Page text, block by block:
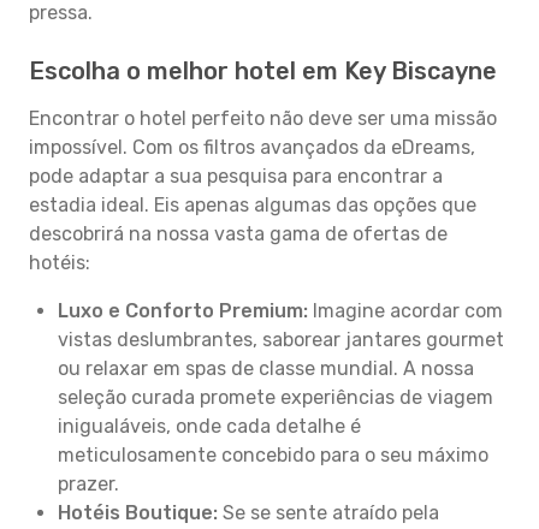
pressa.
Escolha o melhor hotel em Key Biscayne
Encontrar o hotel perfeito não deve ser uma missão
impossível. Com os filtros avançados da eDreams,
pode adaptar a sua pesquisa para encontrar a
estadia ideal. Eis apenas algumas das opções que
descobrirá na nossa vasta gama de ofertas de
hotéis:
Luxo e Conforto Premium: Imagine acordar com
vistas deslumbrantes, saborear jantares gourmet
ou relaxar em spas de classe mundial. A nossa
seleção curada promete experiências de viagem
inigualáveis, onde cada detalhe é
meticulosamente concebido para o seu máximo
prazer.
Hotéis Boutique: Se se sente atraído pela